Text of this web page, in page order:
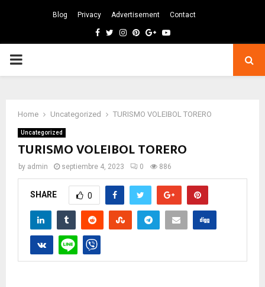
Blog Privacy Advertisement Contact
Facebook
TwitterInstagram
Pinterest
GoogleYoutube
PRIMARY
Home Uncategorized TURISMO VOLEIBOL TORERO
Uncategorized
TURISMO VOLEIBOL TORERO
by admin septiembre 4, 2023 0 886
SHARE 0